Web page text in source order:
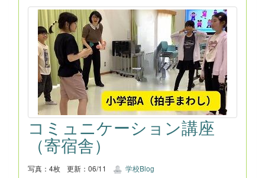
コミュニケーション講座
（寄宿舎）
写真：4枚 更新：06/11 学校Blog